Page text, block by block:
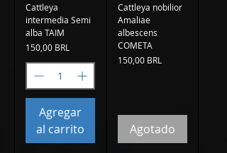
Cattleya
intermedia Semi
alba TAIM
Precio
150,00 BRL
Agregar
al carrito
Cattleya nobilior
Amaliae
albescens
COMETA
Precio
150,00 BRL
Agotado